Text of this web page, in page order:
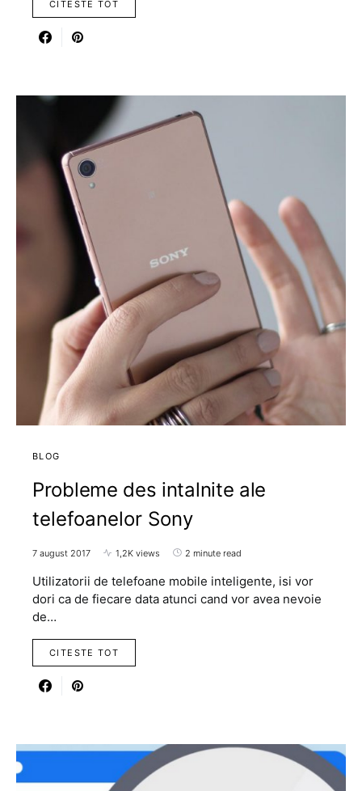
CITESTE TOT
BLOG
Probleme des intalnite ale
telefoanelor Sony
7 august 2017 1,2K views 2 minute read
Utilizatorii de telefoane mobile inteligente, isi vor
dori ca de fiecare data atunci cand vor avea nevoie
de…
CITESTE TOT